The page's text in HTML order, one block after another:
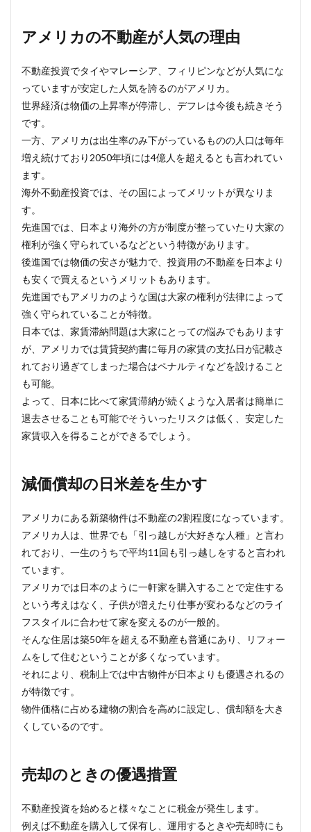
アメリカの不動産が人気の理由
不動産投資でタイやマレーシア、フィリピンなどが人気にな
っていますが安定した人気を誇るのがアメリカ。
世界経済は物価の上昇率が停滞し、デフレは今後も続きそう
です。
一方、アメリカは出生率のみ下がっているものの人口は毎年
増え続けており2050年頃には4億人を超えるとも言われてい
ます。
海外不動産投資では、その国によってメリットが異なりま
す。
先進国では、日本より海外の方が制度が整っていたり大家の
権利が強く守られているなどという特徴があります。
後進国では物価の安さが魅力で、投資用の不動産を日本より
も安くで買えるというメリットもあります。
先進国でもアメリカのような国は大家の権利が法律によって
強く守られていることが特徴。
日本では、家賃滞納問題は大家にとっての悩みでもあります
が、アメリカでは賃貸契約書に毎月の家賃の支払日が記載さ
れており過ぎてしまった場合はペナルティなどを設けること
も可能。
よって、日本に比べて家賃滞納が続くような入居者は簡単に
退去させることも可能でそういったリスクは低く、安定した
家賃収入を得ることができるでしょう。
減価償却の日米差を生かす
アメリカにある新築物件は不動産の2割程度になっています。
アメリカ人は、世界でも「引っ越しが大好きな人種」と言わ
れており、一生のうちで平均11回も引っ越しをすると言われ
ています。
アメリカでは日本のように一軒家を購入することで定住する
という考えはなく、子供が増えたり仕事が変わるなどのライ
フスタイルに合わせて家を変えるのが一般的。
そんな住居は築50年を超える不動産も普通にあり、リフォー
ムをして住むということが多くなっています。
それにより、税制上では中古物件が日本よりも優遇されるの
が特徴です。
物件価格に占める建物の割合を高めに設定し、償却額を大き
くしているのです。
売却のときの優遇措置
不動産投資を始めると様々なことに税金が発生します。
例えば不動産を購入して保有し、運用するときや売却時にも